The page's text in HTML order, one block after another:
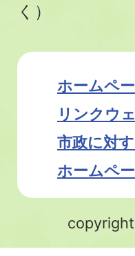
く）
ホームペ
リンク ウ
市政に対
ホームペ